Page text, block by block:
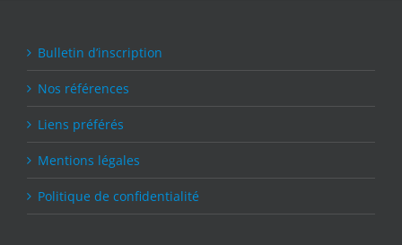
Bulletin d’inscription
Nos références
Liens préférés
Mentions légales
Politique de confidentialité